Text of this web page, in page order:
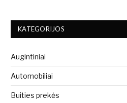
KATEGORIJOS
Augintiniai
Automobiliai
Buities prekės